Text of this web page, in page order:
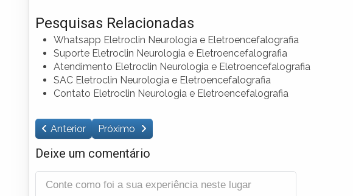
Pesquisas Relacionadas
Whatsapp Eletroclin Neurologia e Eletroencefalografia
Suporte Eletroclin Neurologia e Eletroencefalografia
Atendimento Eletroclin Neurologia e Eletroencefalografia
SAC Eletroclin Neurologia e Eletroencefalografia
Contato Eletroclin Neurologia e Eletroencefalografia
Anterior Próximo
Deixe um comentário